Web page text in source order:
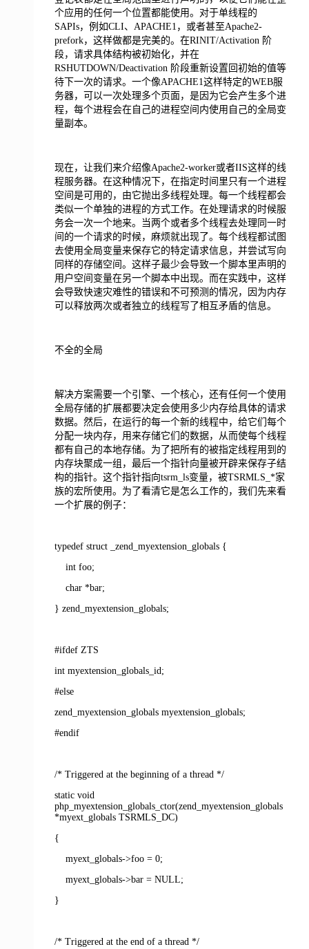
个应用的任何一个位置都能使用。对于单线程的
SAPIs，例如CLI、APACHE1，或者甚至Apache2-
prefork，这样做都是完美的。在RINIT/Activation 阶
段，请求具体结构被初始化，并在
RSHUTDOWN/Deactivation 阶段重新设置回初始的值等
待下一次的请求。一个像APACHE1这样特定的WEB服
务器，可以一次处理多个页面，是因为它会产生多个进
程，每个进程会在自己的进程空间内使用自己的全局变
量副本。
现在，让我们来介绍像Apache2-worker或者IIS这样的线
程服务器。在这种情况下，在指定时间里只有一个进程
空间是可用的，由它抛出多线程处理。每一个线程都会
类似一个单独的进程的方式工作。在处理请求的时候服
务会一次一个地来。当两个或者多个线程去处理同一时
间的一个请求的时候，麻烦就出现了。每个线程都试图
去使用全局变量来保存它的特定请求信息，并尝试写向
同样的存储空间。这样子最少会导致一个脚本里声明的
用户空间变量在另一个脚本中出现。而在实践中，这样
会导致快速灾难性的错误和不可预测的情况，因为内存
可以释放两次或者独立的线程写了相互矛盾的信息。
不全的全局
解决方案需要一个引擎、一个核心，还有任何一个使用
全局存储的扩展都要决定会使用多少内存给具体的请求
数据。然后，在运行的每一个新的线程中，给它们每个
分配一块内存，用来存储它们的数据，从而使每个线程
都有自己的本地存储。为了把所有的被指定线程用到的
内存块聚成一组，最后一个指针向量被开辟来保存子结
构的指针。这个指针指向tsrm_ls变量，被TSRMLS_*家
族的宏所使用。为了看清它是怎么工作的，我们先来看
一个扩展的例子：
typedef struct _zend_myextension_globals {
int foo;
char *bar;
} zend_myextension_globals;
#ifdef ZTS
int myextension_globals_id;
#else
zend_myextension_globals myextension_globals;
#endif
/* Triggered at the beginning of a thread */
static void
php_myextension_globals_ctor(zend_myextension_globals
*myext_globals TSRMLS_DC)
{
myext_globals->foo = 0;
myext_globals->bar = NULL;
}
/* Triggered at the end of a thread */